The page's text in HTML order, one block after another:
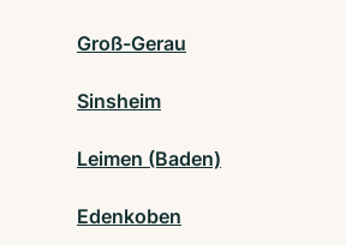
Groß-Gerau
Sinsheim
Leimen (Baden)
Edenkoben